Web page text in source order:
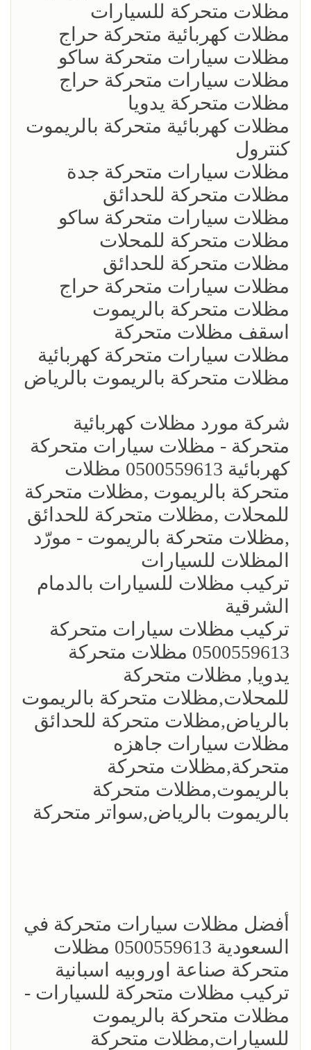
مظلات متحركة للسيارات
مظلات كهربائية متحركة حراج
مظلات سيارات متحركة ساكو
مظلات سيارات متحركة حراج
مظلات متحركة يدويا
مظلات كهربائية متحركة بالريموت
كنترول
مظلات سيارات متحركة جدة
مظلات متحركة للحدائق
مظلات سيارات متحركة ساكو
مظلات متحركة للمحلات
مظلات متحركة للحدائق
مظلات سيارات متحركة حراج
مظلات متحركة بالريموت
اسقف مظلات متحركة
مظلات سيارات متحركة كهربائية
مظلات متحركة بالريموت بالرياض
شركة مورد مظلات كهربائية
متحركة - مظلات سيارات متحركة
كهربائية 0500559613 مظلات
متحركة بالريموت ,مظلات متحركة
للمحلات ,مظلات متحركة للحدائق
,مظلات متحركة بالريموت - مورّد
المظلات للسيارات
تركيب مظلات للسيارات بالدمام
الشرقية
تركيب مظلات سيارات متحركة
0500559613 مظلات متحركة
يدويا, مظلات متحركة
للمحلات,مظلات متحركة بالريموت
بالرياض,مظلات متحركة للحدائق
مظلات سيارات جاهزه
متحركة,مظلات متحركة
بالريموت,مظلات متحركة
بالريموت بالرياض,سواتر متحركة
أفضل مظلات سيارات متحركة في
السعودية 0500559613 مظلات
متحركة صناعة اوروبيه اسبانية
تركيب مظلات متحركة للسيارات -
مظلات متحركة بالريموت
للسيارات,مظلات متحركة